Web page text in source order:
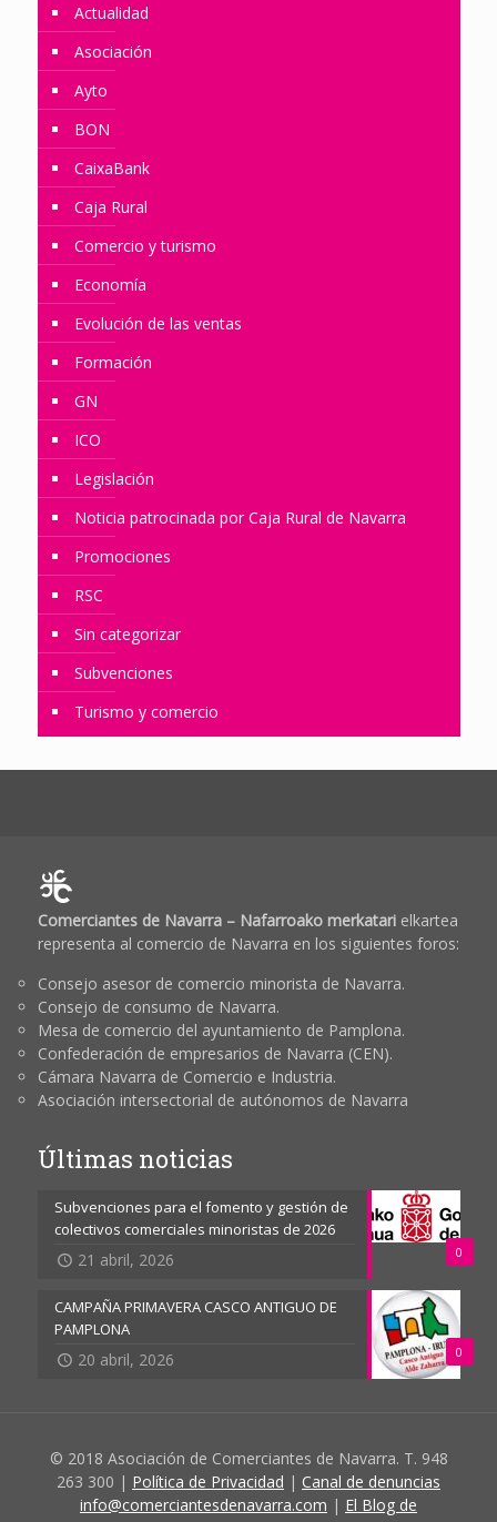
Actualidad
Asociación
Ayto
BON
CaixaBank
Caja Rural
Comercio y turismo
Economía
Evolución de las ventas
Formación
GN
ICO
Legislación
Noticia patrocinada por Caja Rural de Navarra
Promociones
RSC
Sin categorizar
Subvenciones
Turismo y comercio
Comerciantes de Navarra – Nafarroako merkatarielkartea
representa al comercio de Navarra en los siguientes foros:
Consejo asesor de comercio minorista de Navarra.
Consejo de consumo de Navarra.
Mesa de comercio del ayuntamiento de Pamplona.
Confederación de empresarios de Navarra (CEN).
Cámara Navarra de Comercio e Industria.
Asociación intersectorial de autónomos de Navarra
Últimas noticias
0
Subvenciones para el fomento y gestión de
colectivos comerciales minoristas de 2026
21 abril, 2026
0
CAMPAÑA PRIMAVERA CASCO ANTIGUO DE
PAMPLONA
20 abril, 2026
© 2018 Asociación de Comerciantes de Navarra. T. 948
263 300 | Política de Privacidad | Canal de denuncias
info@comerciantesdenavarra.com | El Blog de